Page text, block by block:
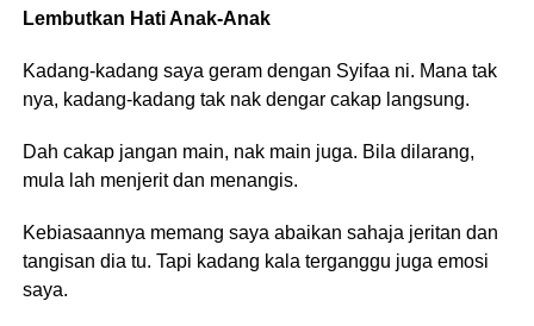
Lembutkan Hati Anak-Anak
Kadang-kadang saya geram dengan Syifaa ni. Mana tak
nya, kadang-kadang tak nak dengar cakap langsung.
Dah cakap jangan main, nak main juga. Bila dilarang,
mula lah menjerit dan menangis.
Kebiasaannya memang saya abaikan sahaja jeritan dan
tangisan dia tu. Tapi kadang kala terganggu juga emosi
saya.